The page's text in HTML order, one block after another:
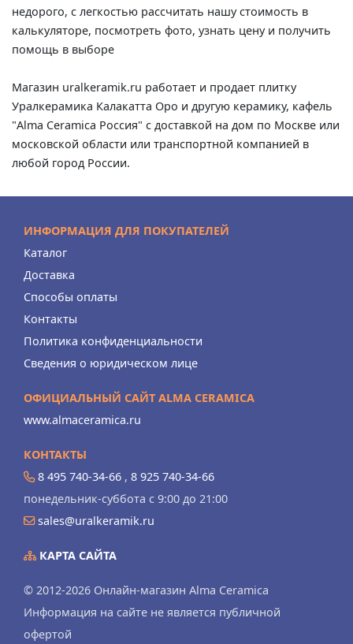
недорого, с легкостью рассчитать нашу стоимость в
калькуляторе, посмотреть фото, узнать цену и получить
помощь в выборе
Магазин uralkeramik.ru работает и продает плитку
Уралкерамика Калакатта Оро и другую керамику, кафель
"Alma Ceramica Россия" с доставкой на дом по Москве или
московской области или транспортной компанией в
любой город России.
ИНФОРМАЦИЯ ДЛЯ ПОКУПАТЕЛЕЙ
Каталог
Доставка
Способы оплаты
Контакты
Политика конфиденциальности
Сведения о юридическом лице
ОФИЦИАЛЬНЫЙ САЙТ ALMA CERAMICA
www.almaceramica.ru
КОНТАКТЫ
8 495 740-34-66 , 8 925 740-34-66
понедельник-суббота с 9:00 до 21:00
sales@uralkeramik.ru
КАРТА САЙТА
© 2012-2026 Онлайн-магазин Alma Ceramica
Информация на сайте не является публичной
офертой